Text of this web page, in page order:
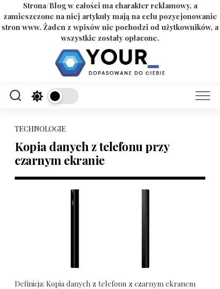
Strona/Blog w całości ma charakter reklamowy, a
zamieszczone na niej artykuły mają na celu pozycjonowanie
stron www. Żaden z wpisów nie pochodzi od użytkowników, a
wszystkie zostały opłacone.
TECHNOLOGIE
Kopia danych z telefonu przy
czarnym ekranie
Definicja: Kopia danych z telefonu z czarnym ekranem